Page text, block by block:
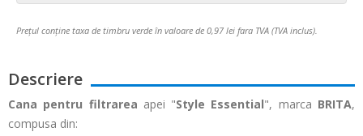
Prețul conține taxa de timbru verde în valoare de 0,97 lei fara TVA (TVA inclus).
Descriere
Cana pentru filtrarea apei "Style Essential", marca BRITA,
compusa din: